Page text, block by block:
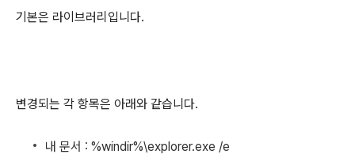
기본은 라이브러리입니다.
변경되는 각 항목은 아래와 같습니다.
내 문서 : %windir%\explorer.exe /e